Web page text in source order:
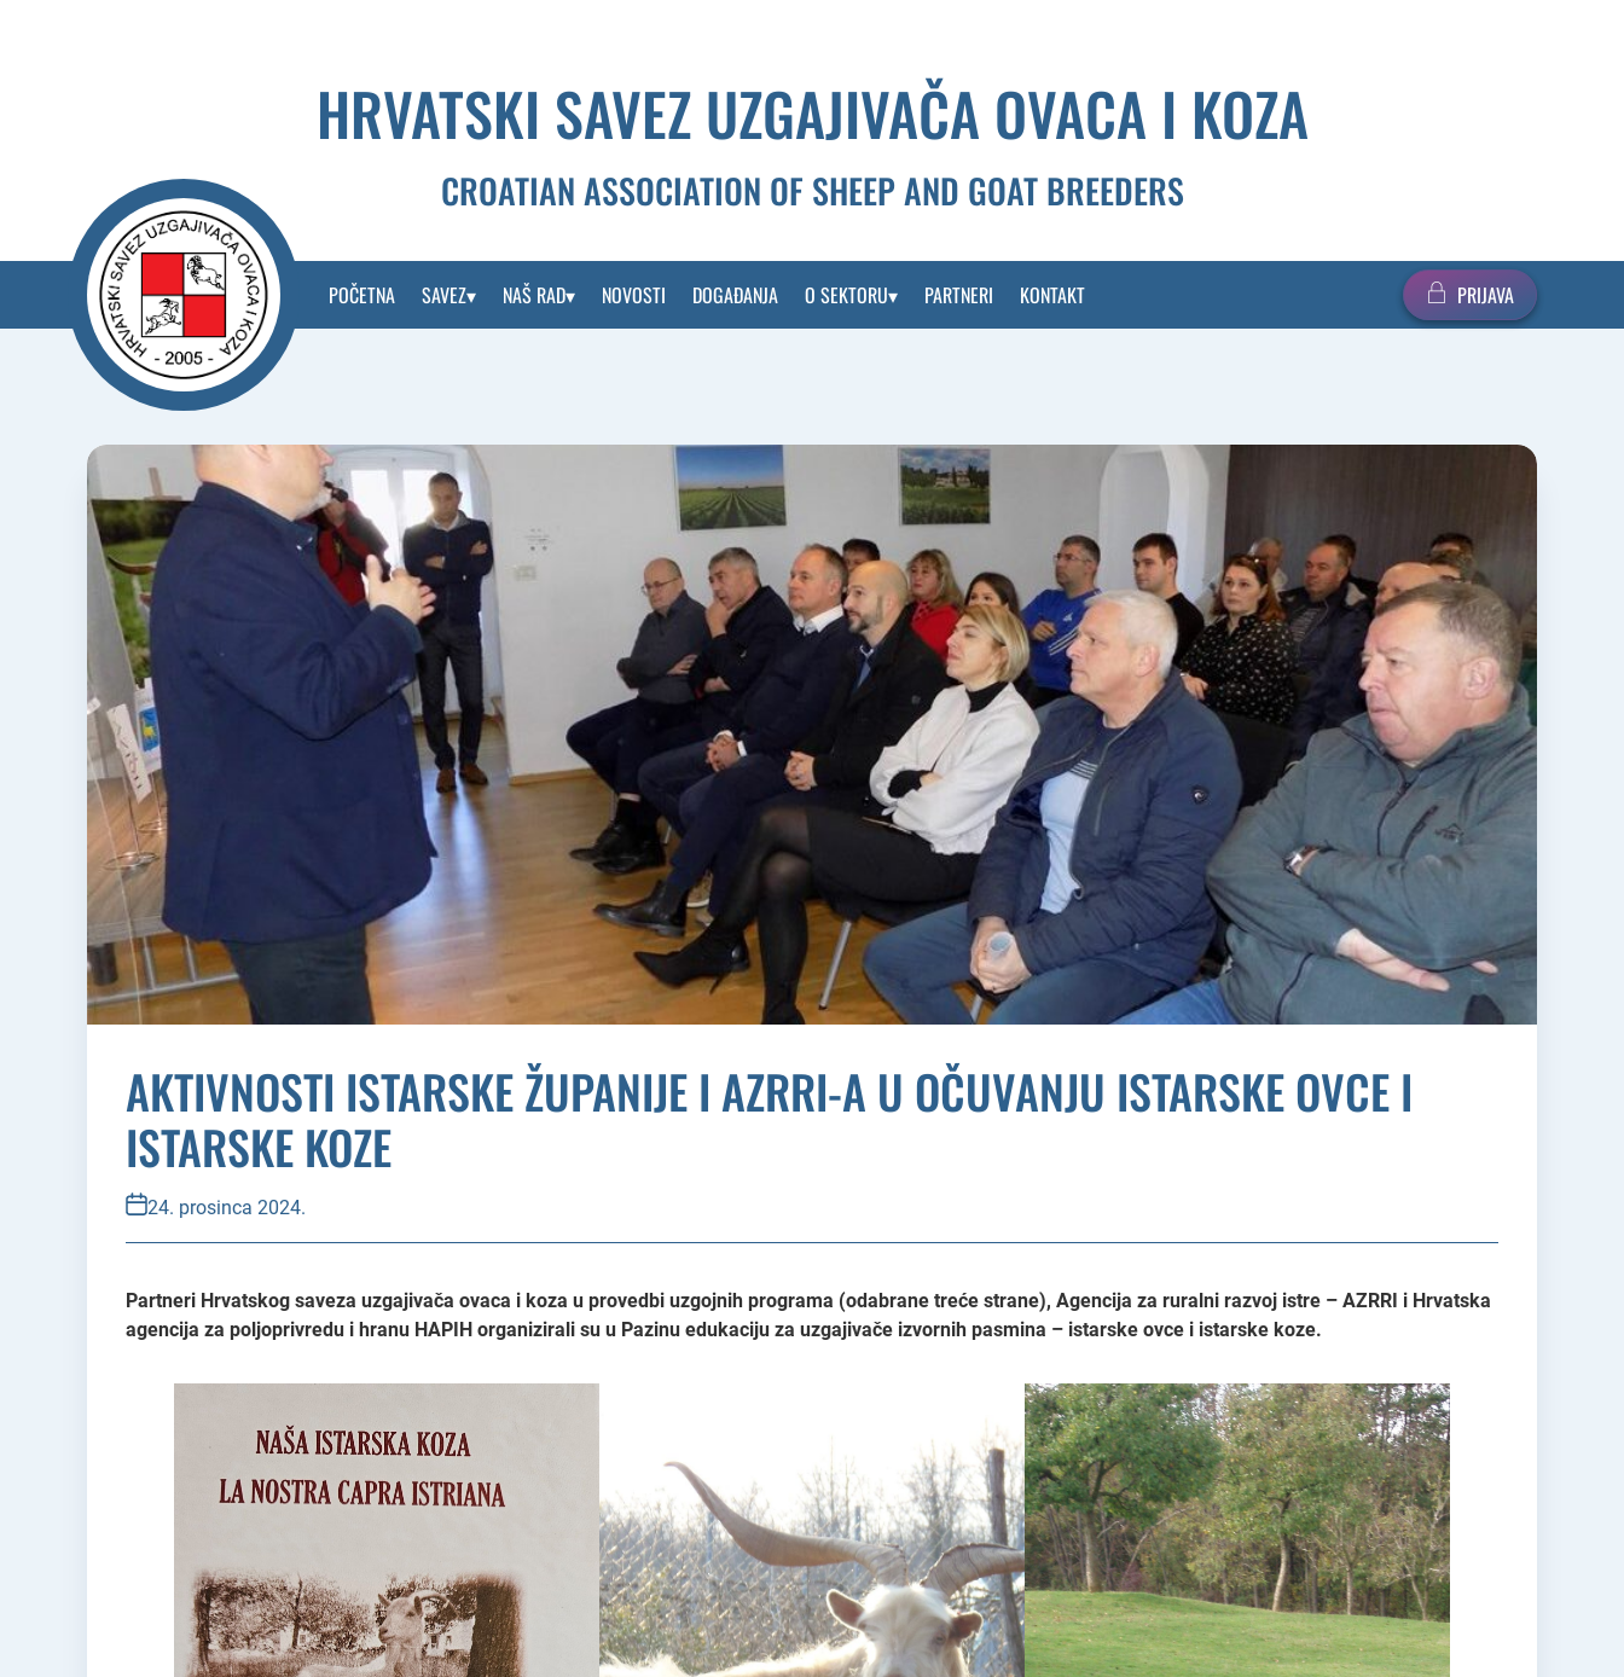
HRVATSKI SAVEZ UZGAJIVAČA OVACA I KOZA
CROATIAN ASSOCIATION OF SHEEP AND GOAT BREEDERS
POČETNA SAVEZ NAŠ RAD NOVOSTI DOGAĐANJA O SEKTORU PARTNERI KONTAKT PRIJAVA
AKTIVNOSTI ISTARSKE ŽUPANIJE I AZRRI-A U OČUVANJU ISTARSKE OVCE I
ISTARSKE KOZE
24. prosinca 2024.
Partneri Hrvatskog saveza uzgajivača ovaca i koza u provedbi uzgojnih programa (odabrane treće strane), Agencija za ruralni razvoj istre – AZRRI i Hrvatska
agencija za poljoprivredu i hranu HAPIH organizirali su u Pazinu edukaciju za uzgajivače izvornih pasmina – istarske ovce i istarske koze.